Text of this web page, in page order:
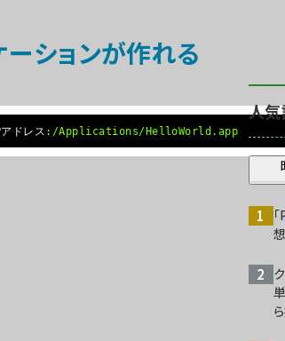
ションが作れる
ドレス :/Applications/HelloWorld.app
人気